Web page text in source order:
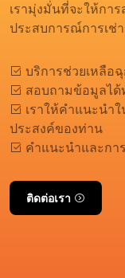
เรามุ่งมั่นที่จะให้กา
ประสบการณ์การเช่
บริการช่วยเหลือ
สอบถามข้อมูลไ
เราให้คำแนะนำ
ประสงค์ของท่าน
คำแนะนำและกา
ติดต่อเรา